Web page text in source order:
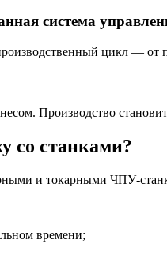
система
цикл — от
Производство
со станками?
и токарными ЧПУ-
времени;